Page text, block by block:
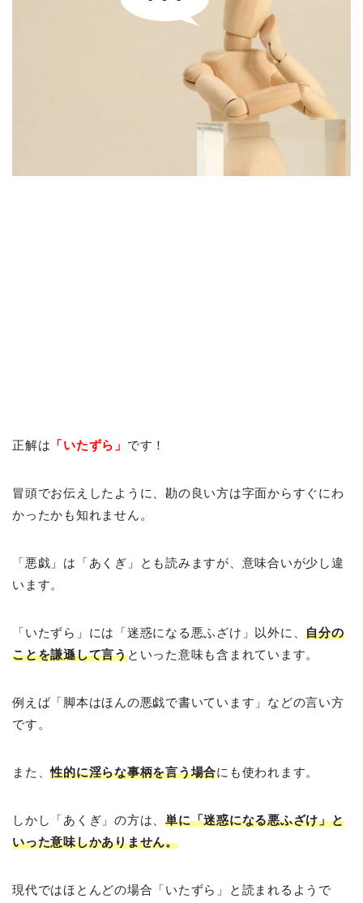
正解は 「いたずら」 です！
冒頭でお伝えしたように、勘の良い方は字面からすぐにわ
かったかも知れません。
「悪戯」は「あくぎ」とも読みますが、意味合いが少し違
います。
「いたずら」には「迷惑になる悪ふざけ」以外に、自分の
ことを謙遜して言うといった意味も含まれています。
例えば「脚本はほんの悪戯で書いています」などの言い方
です。
また、性的に淫らな事柄を言う場合にも使われます。
しかし「あくぎ」の方は、単に「迷惑になる悪ふざけ」と
いった意味しかありません。
現代ではほとんどの場合「いたずら」と読まれるようで